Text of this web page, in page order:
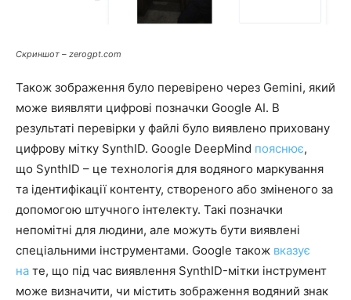
Скриншот – zerogpt.com
Також зображення було перевірено через Gemini, який
може виявляти цифрові позначки Google AI. В
результаті перевірки у файлі було виявлено приховану
цифрову мітку SynthID. Google DeepMind пояснює,
що SynthID – це технологія для водяного маркування
та ідентифікації контенту, створеного або зміненого за
допомогою штучного інтелекту. Такі позначки
непомітні для людини, але можуть бути виявлені
спеціальними інструментами. Google також вказує
на те, що під час виявлення SynthID-мітки інструмент
може визначити, чи містить зображення водяний знак